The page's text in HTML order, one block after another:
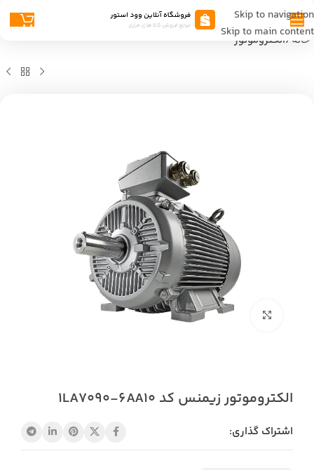
Skip to navigation
Skip to main content
خانه الکتروموتور
بزرگنمایی تصویر
الکتروموتور زیمنس کد 1LA7090-6AA10
اشتراک گذاری: